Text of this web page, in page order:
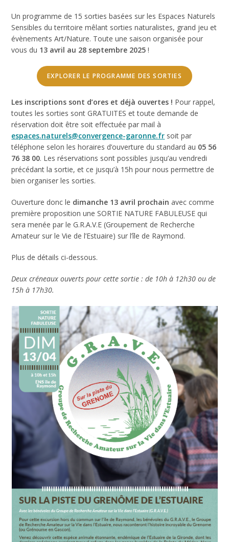
Un programme de 15 sorties basées sur les Espaces Naturels
Sensibles du territoire mêlant sorties naturalistes, grand jeu et
évènements Art/Nature. Toute une saison organisée pour
vous du 13 avril au 28 septembre 2025 !
EXPLORER LE PROGRAMME DES SORTIES
Les inscriptions sont d’ores et déjà ouvertes ! Pour rappel,
toutes les sorties sont GRATUITES et toute demande de
réservation doit être soit effectuée par mail à
espaces.naturels@convergence-garonne.fr soit par
téléphone selon les horaires d’ouverture du standard au 05 56
76 38 00. Les réservations sont possibles jusqu’au vendredi
précédant la sortie, et ce jusqu’à 15h pour nous permettre de
bien organiser les sorties.
Ouverture donc le dimanche 13 avril prochain avec comme
première proposition une SORTIE NATURE FABULEUSE qui
sera menée par le G.R.A.V.E (Groupement de Recherche
Amateur sur le Vie de l’Estuaire) sur l’île de Raymond.
Plus de détails ci-dessous.
Deux créneaux ouverts pour cette sortie : de 10h à 12h30 ou de
15h à 17h30.